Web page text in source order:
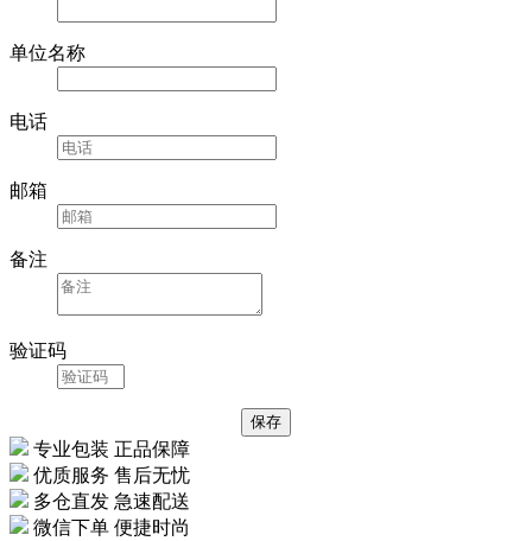
单位名称
电话
邮箱
备注
验证码
专业包装 正品保障
优质服务 售后无忧
多仓直发 急速配送
微信下单 便捷时尚